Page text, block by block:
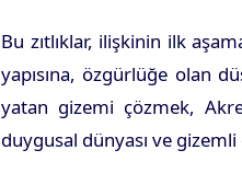
Bu zıtlıklar, ilişkinin ilk
yapısına, özgürlüğe olan
yatan gizemi çözmek,
duygusal dünyası ve